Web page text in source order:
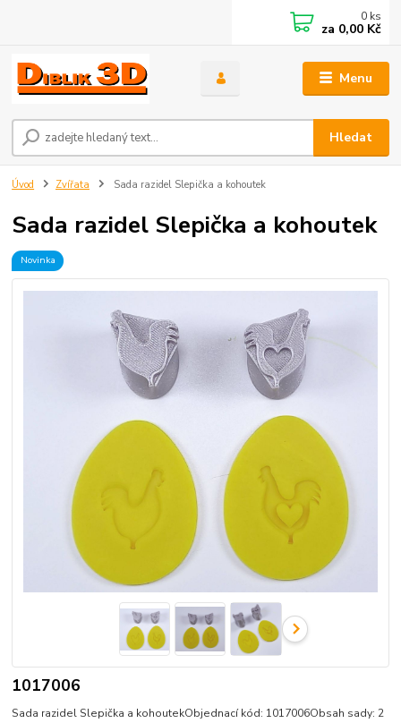
Menu
Hledat
0 ks
za 0,00 Kč
Úvod Zvířata Sada razidel Slepička a kohoutek
Sada razidel Slepička a kohoutek
Novinka
1017006
Sada razidel Slepička a kohoutekObjednací kód: 1017006Obsah sady: 2